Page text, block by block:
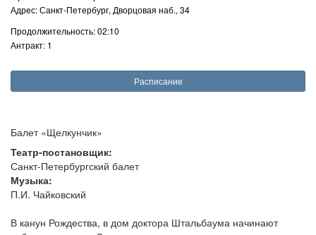
Адрес: Санкт-Петербург, Дворцовая наб., 34
Продолжительность: 02:10
Антракт: 1
Расписание
Балет «Щелкунчик»
Театр-постановщик:
Санкт-Петербургский балет
Музыка:
П.И. Чайковский
В канун Рождества, в дом доктора Штальбаума начинают